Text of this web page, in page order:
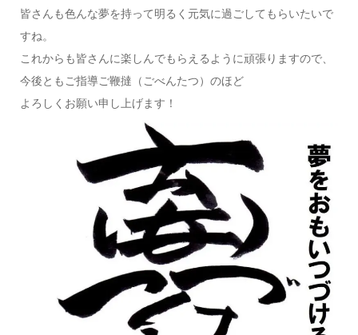
皆さんも色んな夢を持って明るく元気に過ごしてもらいたいで
すね。
これからも皆さんに楽しんでもらえるように頑張りますので、
今後ともご指導ご鞭撻（ごべんたつ）のほど
よろしくお願い申し上げます！